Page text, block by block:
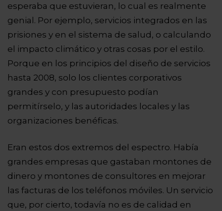
esperaba que estuvieran, lo cual es realmente
genial. Por ejemplo, servicios integrados en las
prisiones y en el sistema de salud, o calculando
el impacto climático y otras cosas por el estilo.
Porque en los principios del diseño de servicios
hasta 2008, solo los clientes corporativos
grandes y con presupuesto podían
permitírselo, y las autoridades locales y las
organizaciones benéficas.
Eran estos dos extremos del espectro. Había
grandes empresas que gastaban montones de
dinero y montones de consultores en mejorar
las facturas de los teléfonos móviles. Un servicio
que, por cierto, todavía no es de calidad en